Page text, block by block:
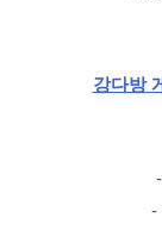
강다방
-